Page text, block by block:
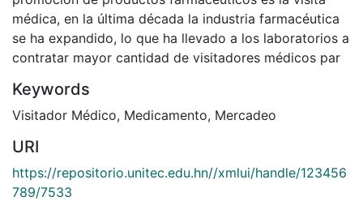
médica, en la última década la industria farmacéutica
se ha expandido, lo que ha llevado a los laboratorios a
contratar mayor cantidad de visitadores médicos par
Keywords
Visitador Médico, Medicamento, Mercadeo
URI
https://repositorio.unitec.edu.hn//xmlui/handle/123456
789/7533